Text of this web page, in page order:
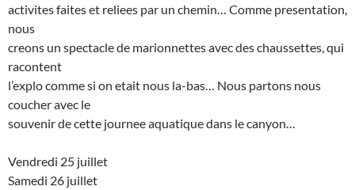
activites faites et reliees par un chemin… Comme presentation,
nous
creons un spectacle de marionnettes avec des chaussettes, qui
racontent
l’explo comme si on etait nous la-bas… Nous partons nous
coucher avec le
souvenir de cette journee aquatique dans le canyon…
Vendredi 25 juillet
Samedi 26 juillet